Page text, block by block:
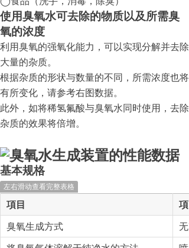
使用臭氧水可去除的物质以及所需臭
氧的浓度
利用臭氧的强氧化能力，可以实现分解并去除
大量的杂质。
根据杂质的形状与数量的不同，所需浓度也将
有所变化，请参考右图数据。
此外，如将稀氢氟酸与臭氧水同时使用，去除
杂质的效果将倍增。
基本规格
左右滑动查看完整表格
項目
項
臭氧生成方式